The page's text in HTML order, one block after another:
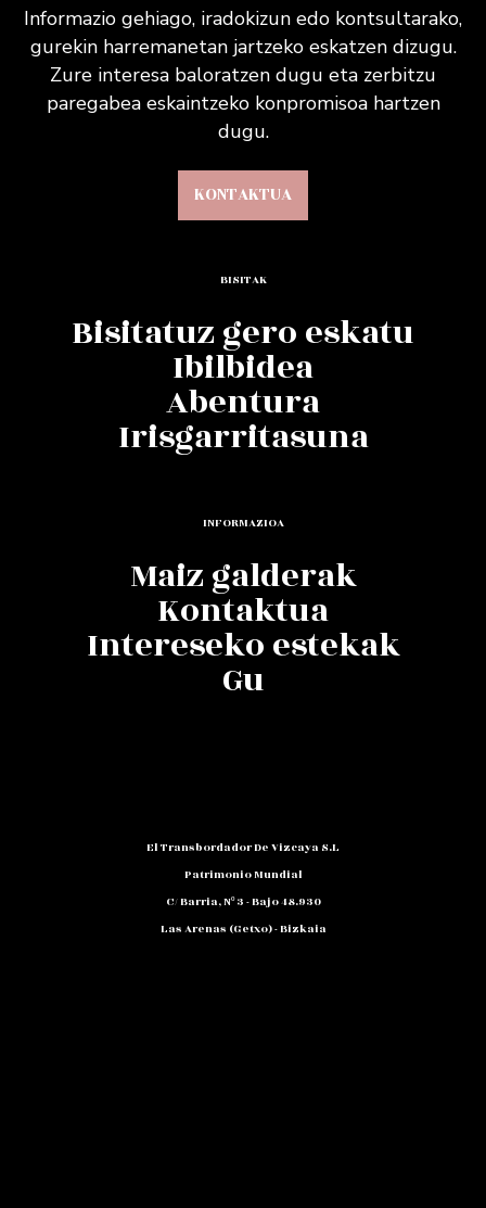
Informazio gehiago, iradokizun edo kontsultarako,
gurekin harremanetan jartzeko eskatzen dizugu.
Zure interesa baloratzen dugu eta zerbitzu
paregabea eskaintzeko konpromisoa hartzen
dugu.
KONTAKTUA
BISITAK
Bisitatuz gero eskatu
Ibilbidea
Abentura
Irisgarritasuna
INFORMAZIOA
Maiz galderak
Kontaktua
Intereseko estekak
Gu
El Transbordador De Vizcaya S.L
Patrimonio Mundial
C/ Barria, Nº 3 - Bajo 48.930
Las Arenas (Getxo) - Bizkaia